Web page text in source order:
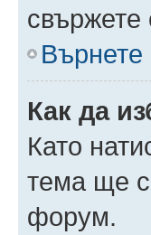
свържете
Върнете
Как да
Като
тема ще
форум.